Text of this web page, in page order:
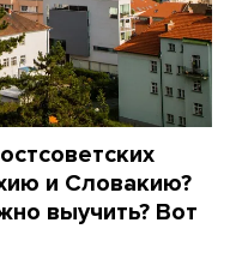
и Словакию?
выучить? Вот